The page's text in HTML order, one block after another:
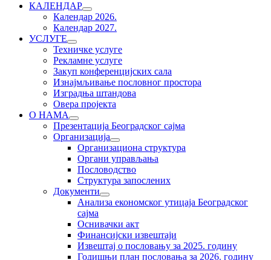
КАЛЕНДАР
Календар 2026.
Календар 2027.
УСЛУГЕ
Техничке услуге
Рекламне услуге
Закуп конференцијских сала
Изнајмљивање пословног простора
Изградња штандова
Овера пројекта
О НАМА
Презентација Београдског сајма
Организација
Организациона структура
Органи управљања
Пословодство
Структура запослених
Документи
Анализа економског утицаја Београдског
сајма
Оснивачки акт
Финансијски извештаји
Извештај о пословању за 2025. годину
Годишњи план пословања за 2026. годину